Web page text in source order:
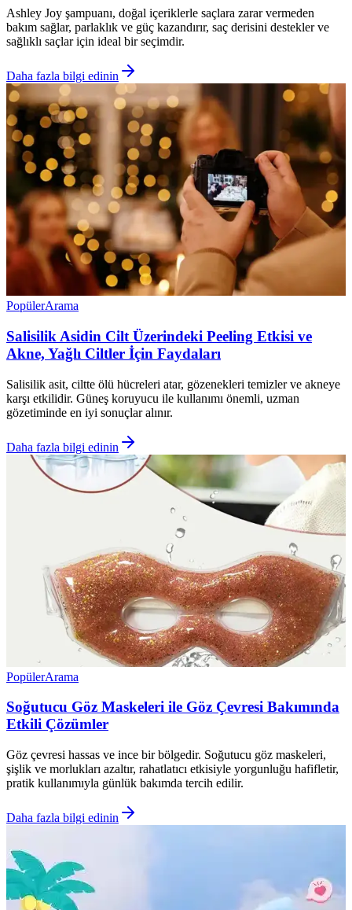
Ashley Joy şampuanı, doğal içeriklerle saçlara zarar vermeden
bakım sağlar, parlaklık ve güç kazandırır, saç derisini destekler ve
sağlıklı saçlar için ideal bir seçimdir.
Daha fazla bilgi edinin
PopülerArama
Salisilik Asidin Cilt Üzerindeki Peeling Etkisi ve
Akne, Yağlı Ciltler İçin Faydaları
Salisilik asit, ciltte ölü hücreleri atar, gözenekleri temizler ve akneye
karşı etkilidir. Güneş koruyucu ile kullanımı önemli, uzman
gözetiminde en iyi sonuçlar alınır.
Daha fazla bilgi edinin
PopülerArama
Soğutucu Göz Maskeleri ile Göz Çevresi Bakımında
Etkili Çözümler
Göz çevresi hassas ve ince bir bölgedir. Soğutucu göz maskeleri,
şişlik ve morlukları azaltır, rahatlatıcı etkisiyle yorgunluğu hafifletir,
pratik kullanımıyla günlük bakımda tercih edilir.
Daha fazla bilgi edinin